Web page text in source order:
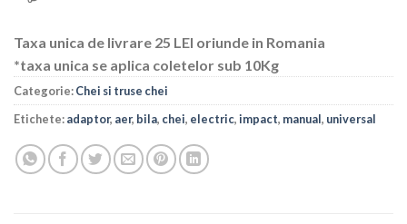
Taxa unica de livrare 25 LEI oriunde in Romania
*taxa unica se aplica coletelor sub 10Kg
Categorie:Chei si truse chei
Etichete:adaptor, aer, bila, chei, electric,impact, manual, universal